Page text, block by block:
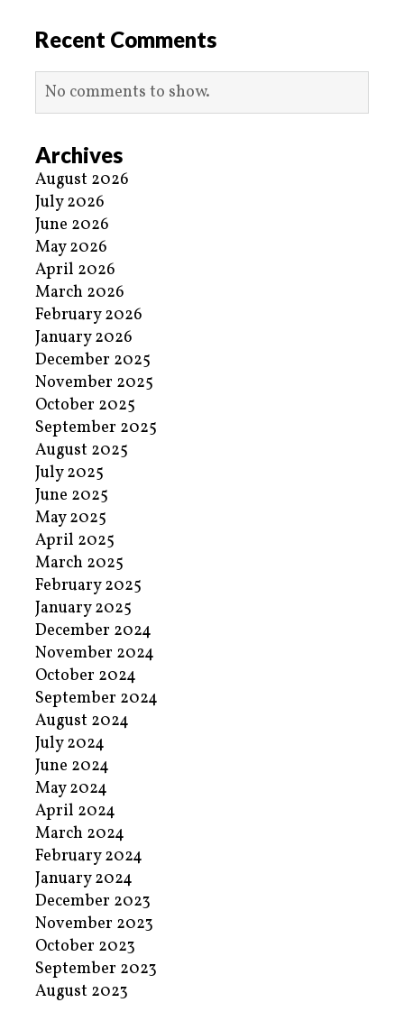
Recent Comments
No comments to show.
Archives
August 2026
July 2026
June 2026
May 2026
April 2026
March 2026
February 2026
January 2026
December 2025
November 2025
October 2025
September 2025
August 2025
July 2025
June 2025
May 2025
April 2025
March 2025
February 2025
January 2025
December 2024
November 2024
October 2024
September 2024
August 2024
July 2024
June 2024
May 2024
April 2024
March 2024
February 2024
January 2024
December 2023
November 2023
October 2023
September 2023
August 2023